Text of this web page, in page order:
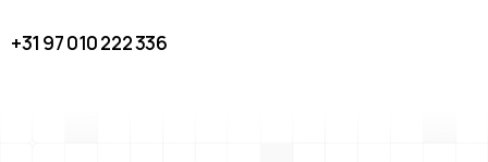
+31 97 010 222 336